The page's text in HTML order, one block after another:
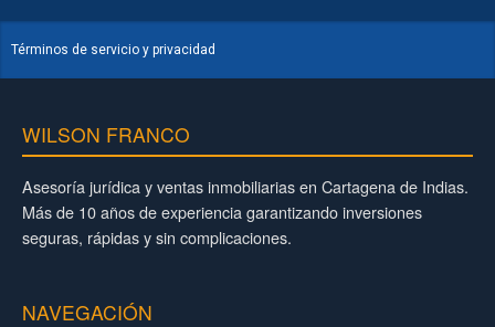
Términos de servicio y privacidad
WILSON FRANCO
Asesoría jurídica y ventas inmobiliarias en Cartagena de Indias.
Más de 10 años de experiencia garantizando inversiones
seguras, rápidas y sin complicaciones.
NAVEGACIÓN